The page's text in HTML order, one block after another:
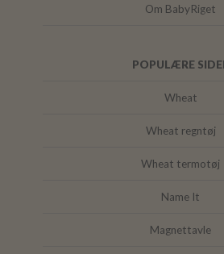
Om BabyRiget
POPULÆRE
Wheat
Wheat regntøj
Wheat termotøj
Name It
Magnettavle